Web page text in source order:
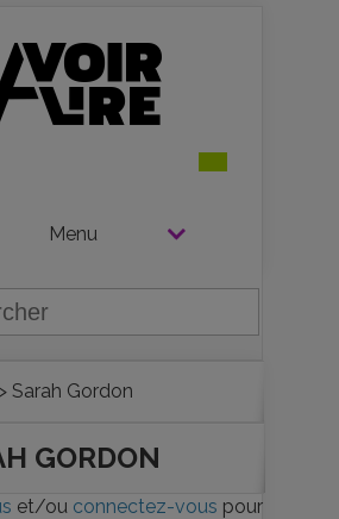
Menu
Sarah Gordon
GORDON
et/ou connectez-vous pour